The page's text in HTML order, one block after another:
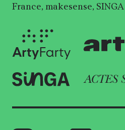
France, makesense,